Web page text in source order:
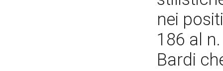
nei
186 al
Bardi